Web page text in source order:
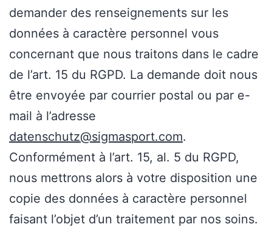
demander des renseignements sur les
données à caractère personnel vous
concernant que nous traitons dans le cadre
de l’art. 15 du RGPD. La demande doit nous
être envoyée par courrier postal ou par e-
mail à l’adresse
datenschutz@sigmasport.com.
Conformément à l’art. 15, al. 5 du RGPD,
nous mettrons alors à votre disposition une
copie des données à caractère personnel
faisant l’objet d’un traitement par nos soins.